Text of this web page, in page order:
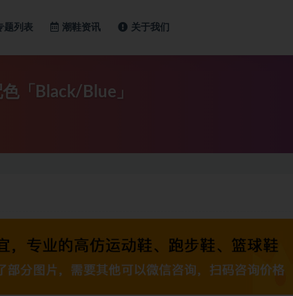
题列表 潮鞋资讯 关于我们
「Black/Blue」